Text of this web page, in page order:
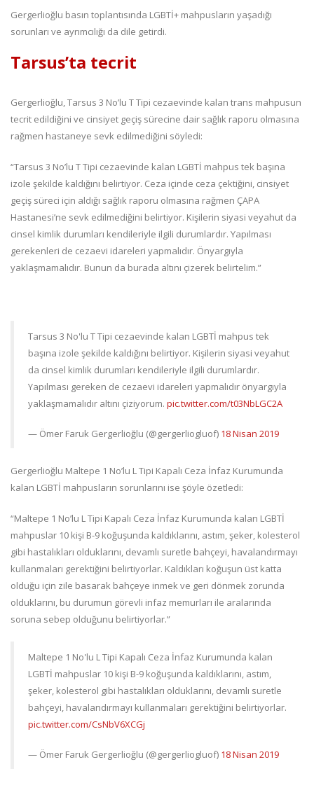
Gergerlioğlu basın toplantısında LGBTİ+ mahpusların yaşadığı
sorunları ve ayrımcılığı da dile getirdi.
Tarsus’ta tecrit
Gergerlioğlu, Tarsus 3 No’lu T Tipi cezaevinde kalan trans mahpusun
tecrit edildiğini ve cinsiyet geçiş sürecine dair sağlık raporu olmasına
rağmen hastaneye sevk edilmediğini söyledi:
“Tarsus 3 No’lu T Tipi cezaevinde kalan LGBTİ mahpus tek başına
izole şekilde kaldığını belirtiyor. Ceza içinde ceza çektiğini, cinsiyet
geçiş süreci için aldığı sağlık raporu olmasına rağmen ÇAPA
Hastanesi’ne sevk edilmediğini belirtiyor. Kişilerin siyasi veyahut da
cinsel kimlik durumları kendileriyle ilgili durumlardır. Yapılması
gerekenleri de cezaevi idareleri yapmalıdır. Önyargıyla
yaklaşmamalıdır. Bunun da burada altını çizerek belirtelim.”
Tarsus 3 No'lu T Tipi cezaevinde kalan LGBTİ mahpus tek
başına izole şekilde kaldığını belirtiyor. Kişilerin siyasi veyahut
da cinsel kimlik durumları kendileriyle ilgili durumlardır.
Yapılması gereken de cezaevi idareleri yapmalıdır önyargıyla
yaklaşmamalıdır altını çiziyorum. pic.twitter.com/t03NbLGC2A
— Ömer Faruk Gergerlioğlu (@gergerliogluof) 18 Nisan 2019
Gergerlioğlu Maltepe 1 No’lu L Tipi Kapalı Ceza İnfaz Kurumunda
kalan LGBTİ mahpusların sorunlarını ise şöyle özetledi:
“Maltepe 1 No’lu L Tipi Kapalı Ceza İnfaz Kurumunda kalan LGBTİ
mahpuslar 10 kişi B-9 koğuşunda kaldıklarını, astım, şeker, kolesterol
gibi hastalıkları olduklarını, devamlı suretle bahçeyi, havalandırmayı
kullanmaları gerektiğini belirtiyorlar. Kaldıkları koğuşun üst katta
olduğu için zile basarak bahçeye inmek ve geri dönmek zorunda
olduklarını, bu durumun görevli infaz memurları ile aralarında
soruna sebep olduğunu belirtiyorlar.”
Maltepe 1 No'lu L Tipi Kapalı Ceza İnfaz Kurumunda kalan
LGBTİ mahpuslar 10 kişi B-9 koğuşunda kaldıklarını, astım,
şeker, kolesterol gibi hastalıkları olduklarını, devamlı suretle
bahçeyi, havalandırmayı kullanmaları gerektiğini belirtiyorlar.
pic.twitter.com/CsNbV6XCGj
— Ömer Faruk Gergerlioğlu (@gergerliogluof) 18 Nisan 2019